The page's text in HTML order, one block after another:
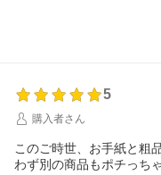
これからも変わらぬ品質
【そ】お蕎麦研究会・そば
ありがとう課
5
購入者さん
このご時世、お手紙と粗
わず別の商品もポチっち